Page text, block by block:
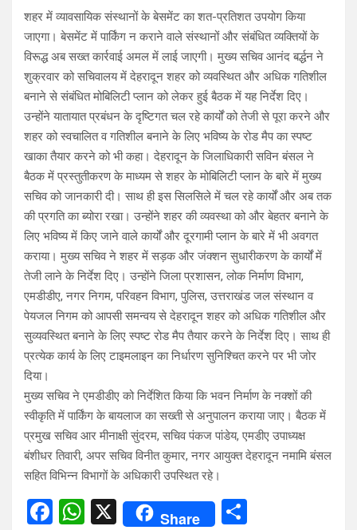
शहर में व्यावसायिक संस्थानों के बेसमेंट का शत-प्रतिशत उपयोग किया
जाएगा। बेसमेंट में पार्किंग न कराने वाले संस्थानों और संबंधित व्यक्तियों के
विरूद्ध अब सख्त कार्रवाई अमल में लाई जाएगी। मुख्य सचिव आनंद बर्द्धन ने
शुक्रवार को सचिवालय में देहरादून शहर को व्यवस्थित और अधिक गतिशील
बनाने से संबंधित मोबिलिटी प्लान को लेकर हुई बैठक में यह निर्देश दिए।
उन्होंने यातायात प्रबंधन के दृष्टिगत चल रहे कार्यों को तेजी से पूरा करने और
शहर को स्वचालित व गतिशील बनाने के लिए भविष्य के रोड मैप का स्पष्ट
खाका तैयार करने को भी कहा। देहरादून के जिलाधिकारी सविन बंसल ने
बैठक में प्रस्तुतीकरण के माध्यम से शहर के मोबिलिटी प्लान के बारे में मुख्य
सचिव को जानकारी दी। साथ ही इस सिलसिले में चल रहे कार्यों और अब तक
की प्रगति का ब्योरा रखा। उन्होंने शहर की व्यवस्था को और बेहतर बनाने के
लिए भविष्य में किए जाने वाले कार्यों और दूरगामी प्लान के बारे में भी अवगत
कराया। मुख्य सचिव ने शहर में सड़क और जंक्शन सुधारीकरण के कार्यों में
तेजी लाने के निर्देश दिए। उन्होंने जिला प्रशासन, लोक निर्माण विभाग,
एमडीडीए, नगर निगम, परिवहन विभाग, पुलिस, उत्तराखंड जल संस्थान व
पेयजल निगम को आपसी समन्वय से देहरादून शहर को अधिक गतिशील और
सुव्यवस्थित बनाने के लिए स्पष्ट रोड मैप तैयार करने के निर्देश दिए। साथ ही
प्रत्येक कार्य के लिए टाइमलाइन का निर्धारण सुनिश्चित करने पर भी जोर
दिया।
मुख्य सचिव ने एमडीडीए को निर्देशित किया कि भवन निर्माण के नक्शों की
स्वीकृति में पार्किंग के बायलाज का सख्ती से अनुपालन कराया जाए। बैठक में
प्रमुख सचिव आर मीनाक्षी सुंदरम, सचिव पंकज पांडेय, एमडीए उपाध्यक्ष
बंशीधर तिवारी, अपर सचिव विनीत कुमार, नगर आयुक्त देहरादून नमामि बंसल
सहित विभिन्न विभागों के अधिकारी उपस्थित रहे।
F
W X Share